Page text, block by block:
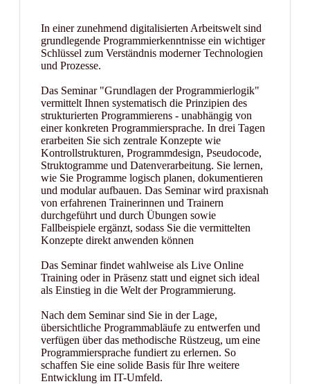
In einer zunehmend digitalisierten Arbeitswelt sind
grundlegende Programmierkenntnisse ein wichtiger
Schlüssel zum Verständnis moderner Technologien
und Prozesse.
Das Seminar "Grundlagen der Programmierlogik"
vermittelt Ihnen systematisch die Prinzipien des
strukturierten Programmierens - unabhängig von
einer konkreten Programmiersprache. In drei Tagen
erarbeiten Sie sich zentrale Konzepte wie
Kontrollstrukturen, Programmdesign, Pseudocode,
Struktogramme und Datenverarbeitung. Sie lernen,
wie Sie Programme logisch planen, dokumentieren
und modular aufbauen. Das Seminar wird praxisnah
von erfahrenen Trainerinnen und Trainern
durchgeführt und durch Übungen sowie
Fallbeispiele ergänzt, sodass Sie die vermittelten
Konzepte direkt anwenden können
Das Seminar findet wahlweise als Live Online
Training oder in Präsenz statt und eignet sich ideal
als Einstieg in die Welt der Programmierung.
Nach dem Seminar sind Sie in der Lage,
übersichtliche Programmabläufe zu entwerfen und
verfügen über das methodische Rüstzeug, um eine
Programmiersprache fundiert zu erlernen. So
schaffen Sie eine solide Basis für Ihre weitere
Entwicklung im IT-Umfeld.